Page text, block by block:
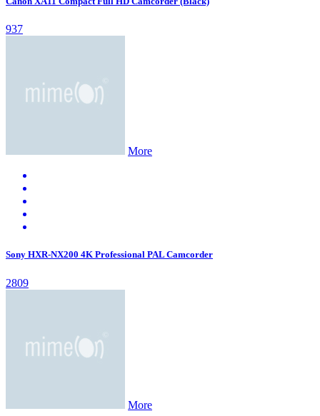
937
More
Sony HXR-NX200 4K Professional PAL Camcorder
2809
More